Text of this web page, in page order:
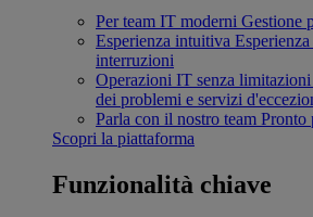
Per team IT moderni Gestione
Esperienza intuitiva
interruzioni
Operazioni IT senza limitazioni
dei problemi e servizi
Parla con il nostro team Pronto
Scopri la piattaforma
Funzionalità chiave